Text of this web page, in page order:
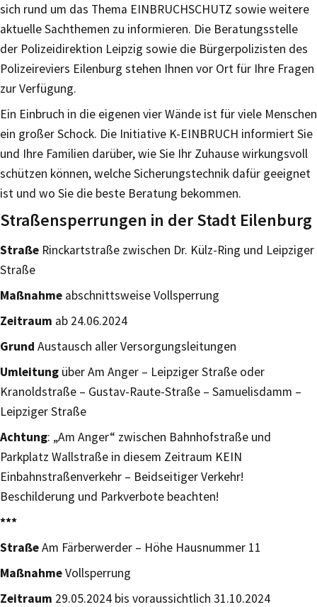
sich rund um das Thema EINBRUCHSCHUTZ sowie weitere
aktuelle Sachthemen zu informieren. Die Beratungsstelle
der Polizeidirektion Leipzig sowie die Bürgerpolizisten des
Polizeireviers Eilenburg stehen Ihnen vor Ort für Ihre Fragen
zur Verfügung.
Ein Einbruch in die eigenen vier Wände ist für viele Menschen
ein großer Schock. Die Initiative K-EINBRUCH informiert Sie
und Ihre Familien darüber, wie Sie Ihr Zuhause wirkungsvoll
schützen können, welche Sicherungstechnik dafür geeignet
ist und wo Sie die beste Beratung bekommen.
Straßensperrungen in der Stadt Eilenburg
Straße Rinckartstraße zwischen Dr. Külz-Ring und Leipziger
Straße
Maßnahme abschnittsweise Vollsperrung
Zeitraum ab 24.06.2024
Grund Austausch aller Versorgungsleitungen
Umleitung über Am Anger – Leipziger Straße oder
Kranoldstraße – Gustav-Raute-Straße – Samuelisdamm –
Leipziger Straße
Achtung: „Am Anger“ zwischen Bahnhofstraße und
Parkplatz Wallstraße in diesem Zeitraum KEIN
Einbahnstraßenverkehr – Beidseitiger Verkehr!
Beschilderung und Parkverbote beachten!
***
StraßeAm Färberwerder – Höhe Hausnummer 11
MaßnahmeVollsperrung
Zeitraum 29.05.2024 bis voraussichtlich 31.10.2024